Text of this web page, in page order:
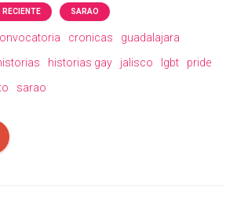
RECIENTE SARAO
cronicas
guadalajara
historias gay jalisco lgbt
pride
sarao